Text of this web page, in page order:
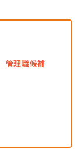
管理職候補